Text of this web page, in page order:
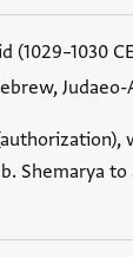
Judaeo-
Shemarya to